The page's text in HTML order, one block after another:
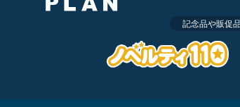
記念品や販促